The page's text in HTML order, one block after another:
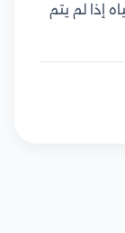
إذا لم يتم